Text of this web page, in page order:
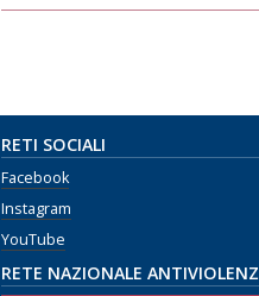
RETI SOCIALI
Facebook
Instagram
YouTube
RETE NAZIONALE